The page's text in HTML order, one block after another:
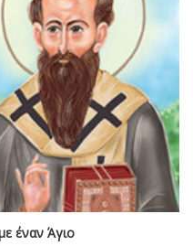
έναν Άγιο